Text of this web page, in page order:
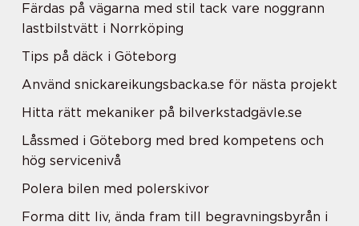
Färdas på vägarna med stil tack vare noggrann
lastbilstvätt i Norrköping
Tips på däck i Göteborg
Använd snickareikungsbacka.se för nästa projekt
Hitta rätt mekaniker på bilverkstadgävle.se
Låssmed i Göteborg med bred kompetens och
hög servicenivå
Polera bilen med polerskivor
Forma ditt liv, ända fram till begravningsbyrån i